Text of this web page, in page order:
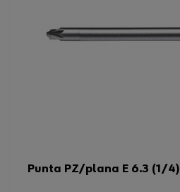
Punta PZ/plana E 6.3 (1/4)